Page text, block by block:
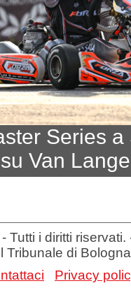
Series a
Van
Tutti i diritti
Tribunale di Bologna
Privacy